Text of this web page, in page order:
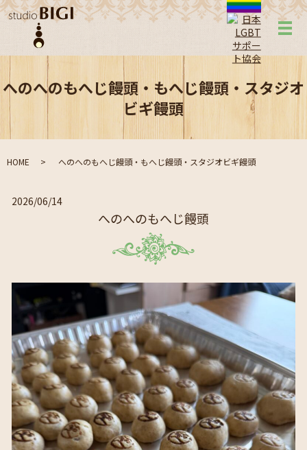
メ
へのへのもへじ饅頭・もへじ饅頭・スタジオ
ビギ饅頭
HOME へのへのもへじ饅頭・もへじ饅頭・スタジオビギ饅頭
2026/06/14
へのへのもへじ饅頭